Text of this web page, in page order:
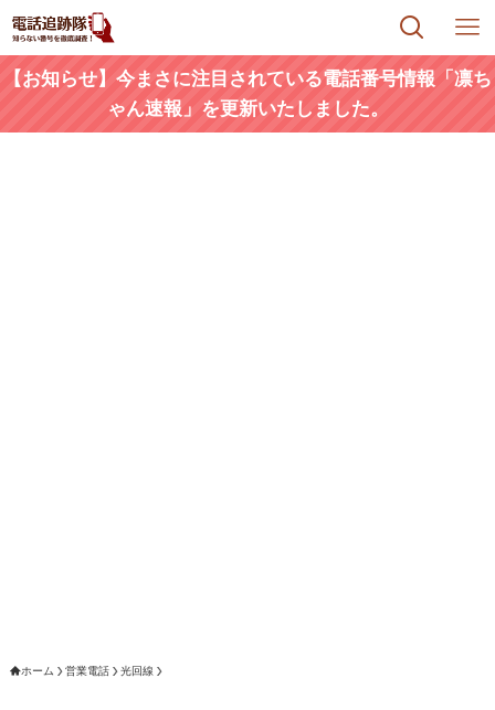
【お知らせ】今まさに注目されている電話番号情報「凛ち
ゃん速報」を更新いたしました。
ホーム 営業電話 光回線